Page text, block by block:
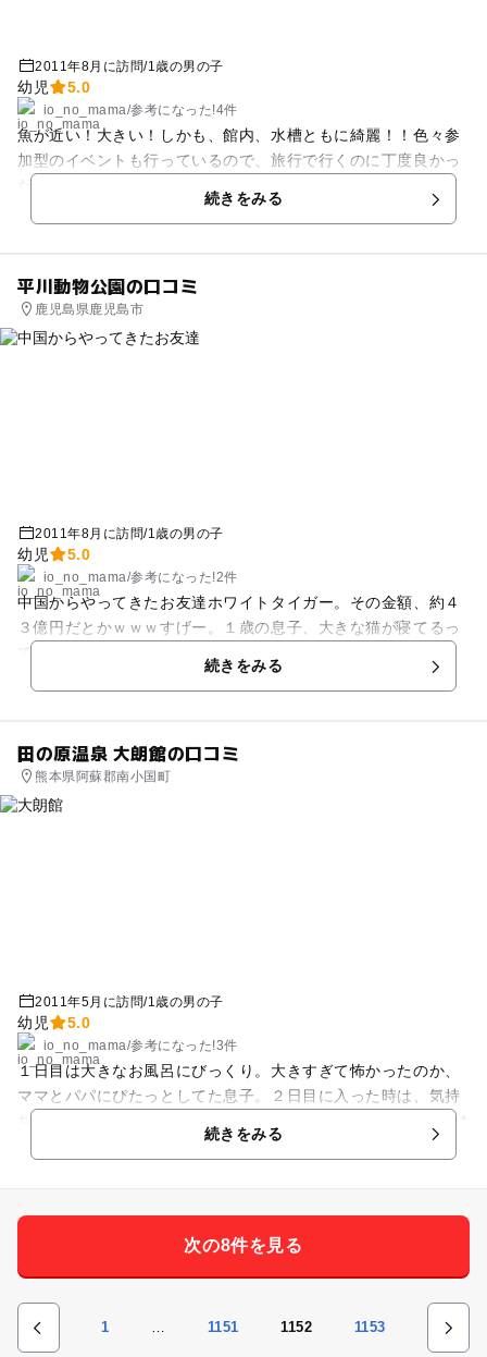
2011年8月に訪問/1歳の男の子
幼児 5.0
io_no_mama/参考に なった!4件
魚が近い！大きい！しかも、館内、水槽ともに綺麗！！色々参
加型のイベントも行っているので、旅行で行くのに丁度良かっ
たです。１歳の息子も最初から最後まで大騒ぎでしたｗｗｗ
続きをみる
平川動物公園の口コミ
鹿児島県鹿児島市
2011年8月に訪問/1歳の男の子
幼児 5.0
io_no_mama/参考に なった!2件
中国からやってきたお友達ホワイトタイガー。その金額、約４
３億円だとかｗｗｗすげー。１歳の息子、大きな猫が寝てるっ
て最後まで「にゃんにゃん！！」言うてましたｗコアラもカピ
バラさんも可愛かった。大満足。
続きをみる
田の原温泉 大朗館の口コミ
熊本県阿蘇郡南小国町
2011年5月に訪問/1歳の男の子
幼児 5.0
io_no_mama/参考に なった!3件
１日目は大きなお風呂にびっくり。大きすぎて怖かったのか、
ママとパパにぴたっとしてた息子。２日目に入った時は、気持
続きをみる
次の8件を見る
1 1151 1152 1153